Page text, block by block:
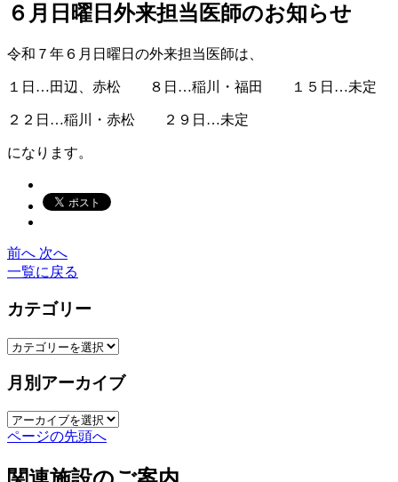
６月日曜日外来担当医師のお知らせ
令和７年６月日曜日の外来担当医師は、
１日…田辺、赤松 ８日…稲川・福田 １５日…未定
２２日…稲川・赤松 ２９日…未定
になります。
前へ 次へ
一覧に戻る
カテゴリー
月別アーカイブ
ページの先頭へ